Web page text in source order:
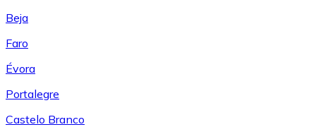
Beja
Faro
Évora
Portalegre
Castelo Branco